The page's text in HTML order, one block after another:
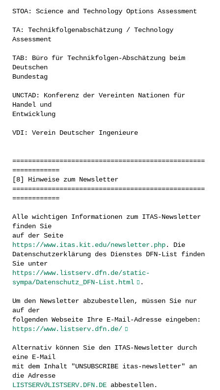
STOA: Science and Technology Options Assessment
TA: Technikfolgenabschätzung / Technology
Assessment
TAB: Büro für Technikfolgen-Abschätzung beim
Deutschen
Bundestag
UNCTAD: Konferenz der Vereinten Nationen für
Handel und
Entwicklung
VDI: Verein Deutscher Ingenieure
=================================================
============
[8] Hinweise zum Newsletter
=================================================
============
Alle wichtigen Informationen zum ITAS-Newsletter
finden Sie
auf der Seite
https://www.itas.kit.edu/newsletter.php. Die
Datenschutzerklärung des Dienstes DFN-List finden
Sie unter
https://www.listserv.dfn.de/static-
sympa/Datenschutz_DFN-List.html
.
Um den Newsletter abzubestellen, müssen Sie nur
auf der
folgenden Webseite Ihre E-Mail-Adresse eingeben:
https://www.listserv.dfn.de/
Alternativ können Sie den ITAS-Newsletter durch
eine E-Mail
mit dem Inhalt "UNSUBSCRIBE itas-newsletter" an
die Adresse
LISTSERV∂LISTSERV.DFN.DEabbestellen.